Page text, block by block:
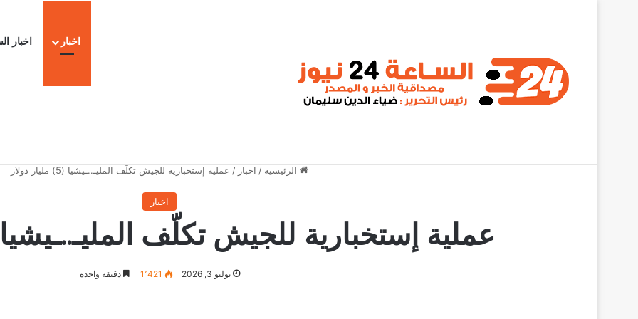
اخبار اخبار
الرئيسية / اخبار / عملية إستخبارية للجيش تكلّف المليـ..ـيشيا (5) مليار دولار
اخبار
عملية إستخبارية للجيش تكلّف المليـ..ـيشيا (5) مليار
يوليو 3, 2026 1٬421 دقيقة واحدة